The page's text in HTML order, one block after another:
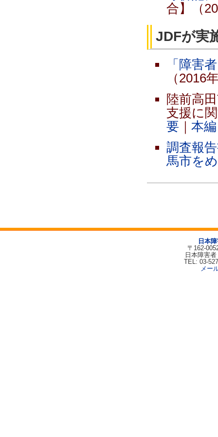
合】（
JDFが実
「障害
（2016
陸前高
支援に
要 ｜ 本編
調査報
馬市を
日本
〒162-
日本障害
TEL: 03-
メー